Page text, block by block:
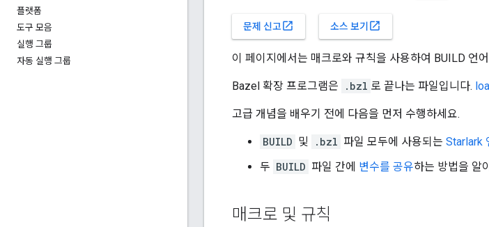
플랫폼
도구 모음
실행 그룹
자동 실행 그룹
문제 신고open_in_new 소스 보기 open_in_new
이 페이지에서는 매크로와 규칙을 사용하여 BUILD 언
Bazel 확장 프로그램은 .bzl 로 끝나는 파일입니다.
고급 개념을 배우기 전에 다음을 먼저 수행하세요.
BUILD 및 .bzl 파일 모두에 사용되는 Starlark
두 BUILD 파일 간에 변수를 공유하는 방법을 알
매크로 및 규칙